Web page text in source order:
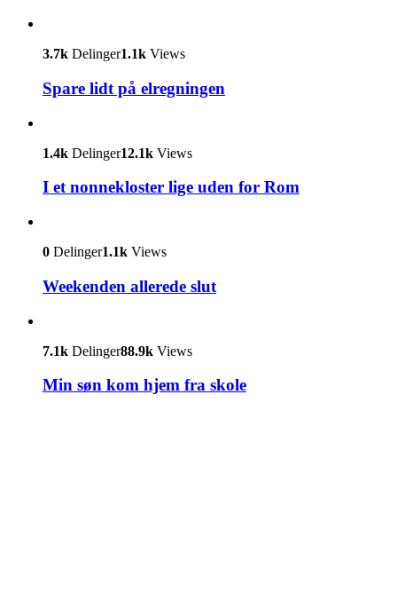
3.7k Delinger1.1k Views
Spare lidt på elregningen
1.4k Delinger12.1k Views
I et nonnekloster lige uden for Rom
0 Delinger1.1k Views
Weekenden allerede slut
7.1k Delinger88.9k Views
Min søn kom hjem fra skole